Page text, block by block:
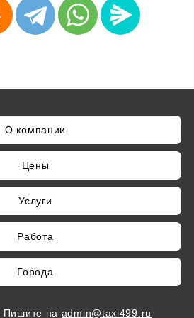
О компании
Цены
Услуги
Работа
Города
на admin@taxi499.ru